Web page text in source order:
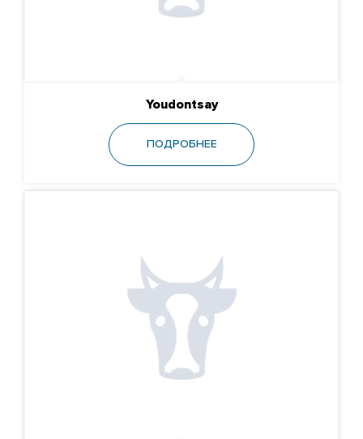
Youdontsay
ПОДРОБНЕЕ